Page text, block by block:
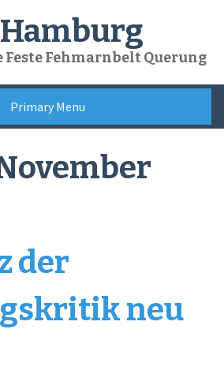
Feste Fehmarnbelt Querung
Primary Menu
der
neu